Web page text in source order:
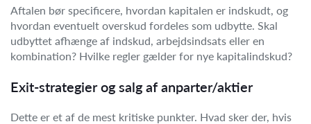
Aftalen bør specificere, hvordan kapitalen er indskudt, og
hvordan eventuelt overskud fordeles som udbytte. Skal
udbyttet afhænge af indskud, arbejdsindsats eller en
kombination? Hvilke regler gælder for nye kapitalindskud?
Exit-strategier og salg af anparter/aktier
Dette er et af de mest kritiske punkter. Hvad sker der, hvis